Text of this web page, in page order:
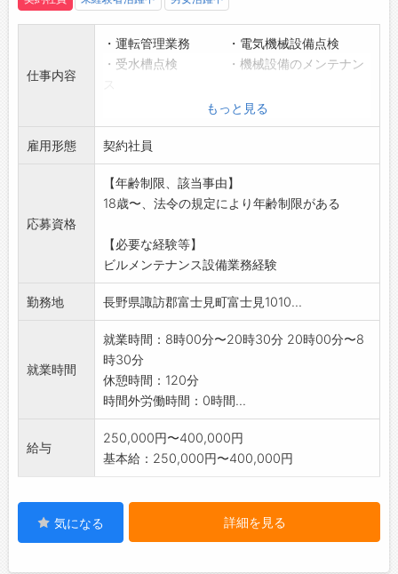
仕事内容
・運転管理業務 ・電気機械設備点検
・受水槽点検 ・機械設備のメンテナン
・フィルター清掃 ・設備巡視点検 等
※仕事内容の詳細は面接時に説明します
採用後も指導しますので、安心してご応募く
ださい
※勤務は、3勤務3休制
【変更範囲:変更なし】
もっと見る
雇用形態 契約社員
応募資格
【年齢制限、該当事由】
18歳〜、法令の規定により年齢制限がある
【必要な経験等】
ビルメンテナンス設備業務経験
勤務地 長野県諏訪郡富士見町富士見1010...
就業時間
就業時間：8時00分〜20時30分 20時00分〜8
時30分
休憩時間：120分
時間外労働時間：0時間...
給与
250,000円〜400,000円
基本給：250,000円〜400,000円
気になる 詳細を見る